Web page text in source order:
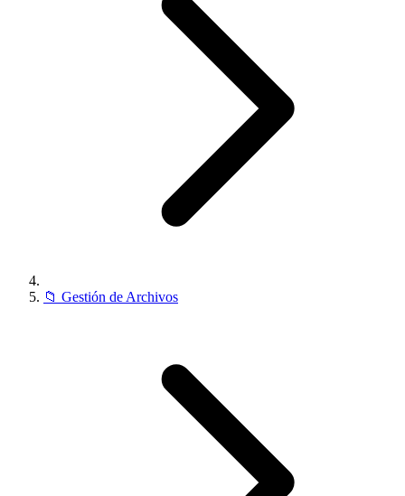
📁 Gestión de Archivos